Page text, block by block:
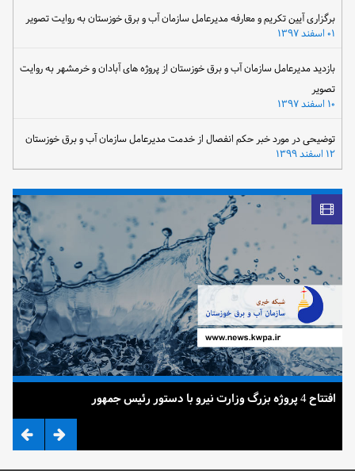
برگزاری آیین تکریم و معارفه مدیرعامل سازمان آب و برق خوزستان به روایت تصویر
بازدید مدیرعامل سازمان آب و برق خوزستان از پروژه های آبادان و خرمشهر به روایت
تصویر
توضیحی در مورد خبر حکم انفصال از خدمت مدیرعامل سازمان آب و برق خوزستان
افتتاح 4 پروژه بزرگ وزارت نیرو با دستور رئیس جمهور